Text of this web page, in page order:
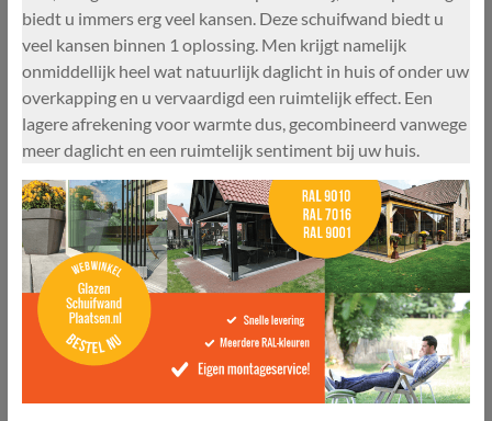
biedt u immers erg veel kansen. Deze schuifwand biedt u
veel kansen binnen 1 oplossing. Men krijgt namelijk
onmiddellijk heel wat natuurlijk daglicht in huis of onder uw
overkapping en u vervaardigd een ruimtelijk effect. Een
lagere afrekening voor warmte dus, gecombineerd vanwege
meer daglicht en een ruimtelijk sentiment bij uw huis.